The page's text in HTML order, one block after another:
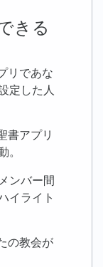
きる
リであな
定した人
書アプリ
。
ンバー間
イライト
の教会が